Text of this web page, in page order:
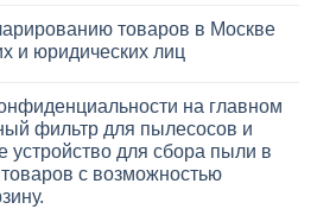
товаров в Москве
и юридических лиц
на главном
фильтр для пылесосов и
устройство для сбора пыли в
с возможностью